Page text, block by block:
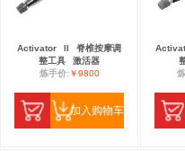
Activator II
脊椎按摩调
整工具
激活器
炼手价:￥9800
加入购物车